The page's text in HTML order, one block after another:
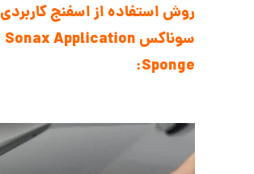
روش استفاده از اسفنج کاربردی
سوناکس Sonax Application
Sponge: